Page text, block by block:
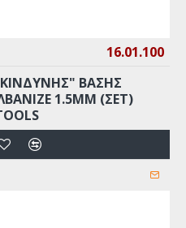
16.01.100
ΒΑΣΗΣ
1.5MM (ΣΕΤ)